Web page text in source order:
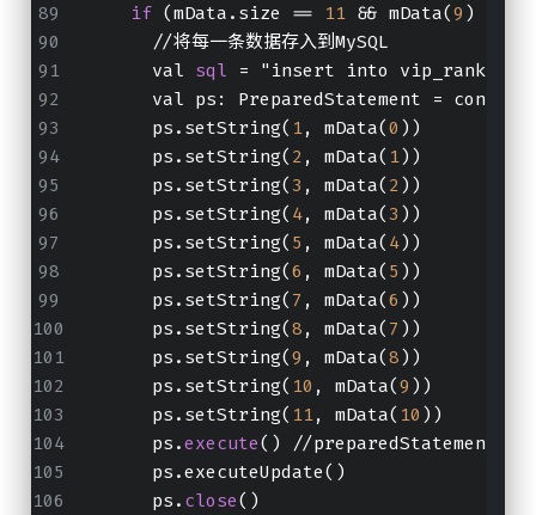
if (mData.size == 11 && mData(9 ) ==
      //将每一条数据存入到MySQL
      val
sql = "insert into vip_rank
val ps: PreparedStatement =
      ps.setString(
1, mData(0 ))
      ps.setString(
2 , mData( 1))
      ps.setString(
3 , mData( 2))
      ps.setString(
4, mData(3 ))
      ps.setString(
5 , mData( 4))
      ps.setString(
6 , mData( 5 ))
      ps.setString(
7 , mData(6 ))
      ps.setString(
8 , mData( 7 ))
      ps.setString(
9 , mData(8))
      ps.setString(
10 , mData(9 ))
      ps.setString(
11, mData( 10 ))
      ps.
execute() //
      ps.executeUpdate()
      ps.
close()